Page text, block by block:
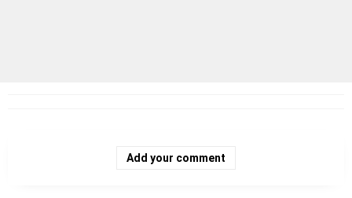
Add your comment